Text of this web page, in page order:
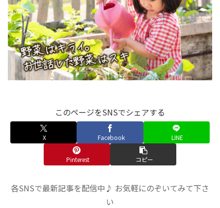
このページをSNSでシェアする
X Facebook LINE
Pinterest コピー
各SNSで最新記事を配信中♪ お気軽にのぞいてみて下さ
い